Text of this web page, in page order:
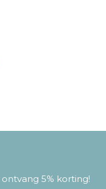
5% korting!